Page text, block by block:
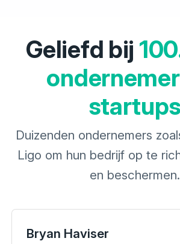
Geliefd bij
startups
Duizenden ondernemers
Ligo om hun bedrijf op te
en beschermen.
Bryan Haviser